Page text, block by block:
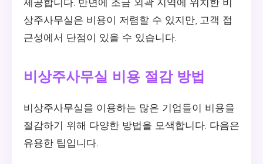
상주사무실은 비용이 저렴할 수 있지만, 고객 접
근성에서 단점이 있을 수 있습니다.
비상주사무실 비용 절감 방법
비상주사무실을 이용하는 많은 기업들이 비용을
절감하기 위해 다양한 방법을 모색합니다. 다음은
유용한 팁입니다.